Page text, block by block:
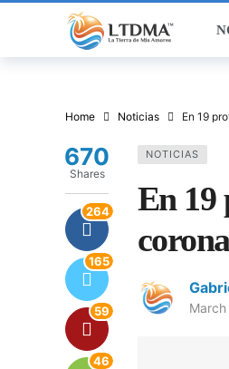
Home Noticias En 19
NOTICIAS
En 19
March
670
Shares
264
165
59
46